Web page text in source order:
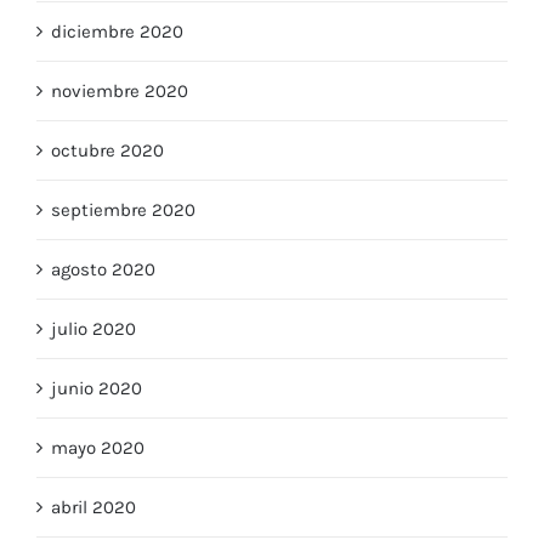
diciembre 2020
noviembre 2020
octubre 2020
septiembre 2020
agosto 2020
julio 2020
junio 2020
mayo 2020
abril 2020